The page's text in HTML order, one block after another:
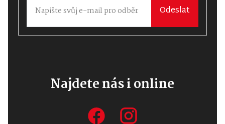
Odeslat
Najdete nás i online